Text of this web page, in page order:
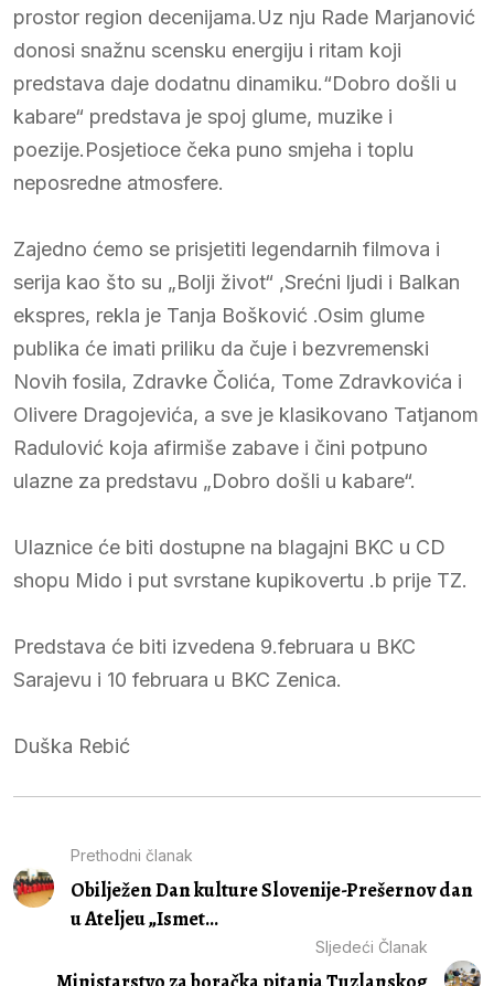
prostor region decenijama.Uz nju Rade Marjanović
donosi snažnu scensku energiju i ritam koji
predstava daje dodatnu dinamiku.“Dobro došli u
kabare“ predstava je spoj glume, muzike i
poezije.Posjetioce čeka puno smjeha i toplu
neposredne atmosfere.
Zajedno ćemo se prisjetiti legendarnih filmova i
serija kao što su „Bolji život“ ,Srećni ljudi i Balkan
ekspres, rekla je Tanja Bošković .Osim glume
publika će imati priliku da čuje i bezvremenski
Novih fosila, Zdravke Čolića, Tome Zdravkovića i
Olivere Dragojevića, a sve je klasikovano Tatjanom
Radulović koja afirmiše zabave i čini potpuno
ulazne za predstavu „Dobro došli u kabare“.
Ulaznice će biti dostupne na blagajni BKC u CD
shopu Mido i put svrstane kupikovertu .b prije TZ.
Predstava će biti izvedena 9.februara u BKC
Sarajevu i 10 februara u BKC Zenica.
Duška Rebić
Prethodni članak
Obilježen Dan kulture Slovenije-Prešernov dan
u Ateljeu „Ismet...
Sljedeći Članak